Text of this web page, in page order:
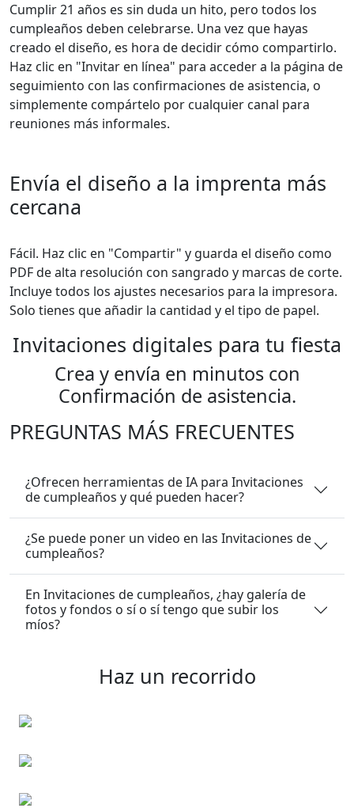
Cumplir 21 años es sin duda un hito, pero todos los
cumpleaños deben celebrarse. Una vez que hayas
creado el diseño, es hora de decidir cómo compartirlo.
Haz clic en "Invitar en línea" para acceder a la página de
seguimiento con las confirmaciones de asistencia, o
simplemente compártelo por cualquier canal para
reuniones más informales.
Envía el diseño a la imprenta más
cercana
Fácil. Haz clic en "Compartir" y guarda el diseño como
PDF de alta resolución con sangrado y marcas de corte.
Incluye todos los ajustes necesarios para la impresora.
Solo tienes que añadir la cantidad y el tipo de papel.
Invitaciones digitales para tu fiesta
Crea y envía en minutos con
Confirmación de asistencia.
PREGUNTAS MÁS FRECUENTES
¿Ofrecen herramientas de IA para Invitaciones
de cumpleaños y qué pueden hacer?
¿Se puede poner un video en las Invitaciones de
cumpleaños?
En Invitaciones de cumpleaños, ¿hay galería de
fotos y fondos o sí o sí tengo que subir los
míos?
Haz un recorrido